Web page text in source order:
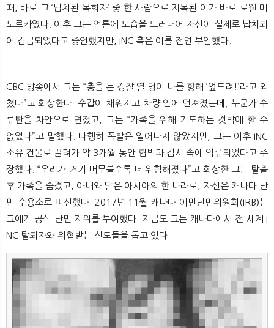
때, 바로 그 ‘납치된 목회자’ 중 한 사람으로 지목된 이가 바로 로웰 메
노르카였다. 이후 그는 언론에 모습을 드러내어 자신이 실제로 납치되
어 감금되었다고 증언했지만, INC 측은 이를 전면 부인했다.
CBC 방송에서 그는 “총을 든 경찰 열 명이 나를 향해 ‘엎드려!’라고 외
쳤다”고 회상한다. 수갑이 채워지고 차량 안에 던져졌는데, 누군가 수
류탄을 차안으로 던졌고, 그는 “가족을 위해 기도하는 것밖에 할 수
없었다”고 말했다. 다행히 폭발은 일어나지 않았지만, 그는 이후 INC
소유 건물로 끌려가 약 3개월 동안 협박과 감시 속에 억류되었다고 주
장했다. “우리가 거기 머무를수록 더 위험해졌다”고 회상한 그는 탈출
후 가족을 숨겼고, 아내와 딸은 아시아의 한 나라로, 자신은 캐나다 난
민 수용소로 피신했다. 2017년 11월 캐나다 이민난민위원회(IRB)는
그에게 공식 난민 지위를 부여했다. 지금도 그는 캐나다에서 전 세계 I
NC 탈퇴자와 위협받는 신도들을 돕고 있다.